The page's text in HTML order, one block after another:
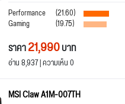
Performance
(21.60)
Gaming (19.75)
ราคา21,990บาท
อ่าน 8,937 | ความเห็น 0
MSI Claw A1M-007TH